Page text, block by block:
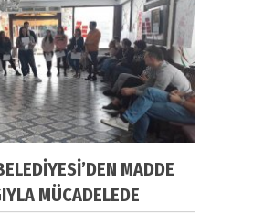
MADDE
MÜCADELEDE